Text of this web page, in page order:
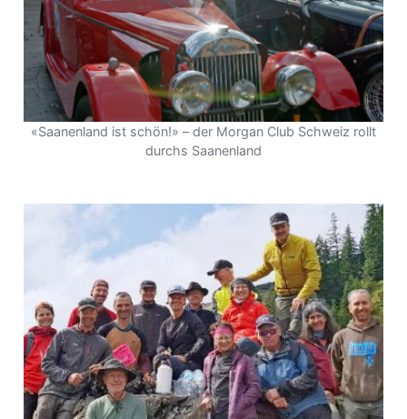
«Saanenland ist schön!» – der Morgan Club Schweiz rollt
durchs Saanenland